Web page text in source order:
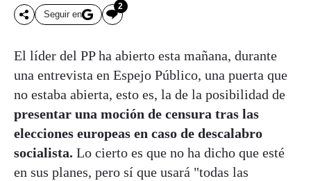
Seguir en
2
El líder del PP ha abierto esta mañana, durante
una entrevista en Espejo Público, una puerta que
no estaba abierta, esto es, la de la posibilidad de
presentar una moción de censura tras las
elecciones europeas en caso de descalabro
socialista. Lo cierto es que no ha dicho que esté
en sus planes, pero sí que usará "todas las